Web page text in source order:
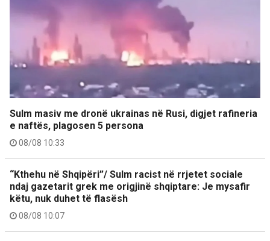
Sulm masiv me dronë ukrainas në Rusi, digjet rafineria
e naftës, plagosen 5 persona
08/08 10:33
“Kthehu në Shqipëri”/ Sulm racist në rrjetet sociale
ndaj gazetarit grek me origjinë shqiptare: Je mysafir
këtu, nuk duhet të flasësh
08/08 10:07